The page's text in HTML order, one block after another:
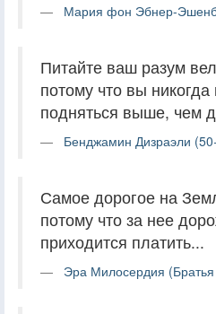
Мария фон Эбнер-
Питайте ваш разум
потому что вы
подняться выше, чем
Бенджамин Дизраэли
Самое дорогое на
потому что за нее
приходится платить...
Эра Милосердия